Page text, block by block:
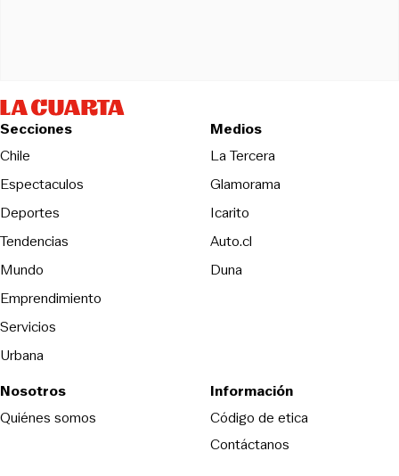
Secciones
Chile
Espectaculos
Deportes
Tendencias
Mundo
Emprendimiento
Servicios
Urbana
Medios
La TerceraOpens in new
Glamorama
Icarito
Auto.cl
DunaOpens in new window
Nosotros
Quiénes somos
Información
Código de eticaOpens in new
Contáctanos